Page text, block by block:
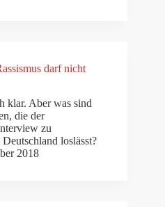
darf nicht
klar. Aber was sind
die der
zu
loslässt?
2018